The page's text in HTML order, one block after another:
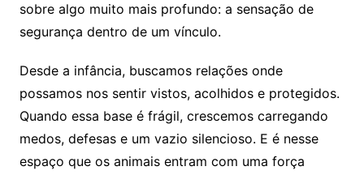
sobre algo muito mais profundo: a sensação de
segurança dentro de um vínculo.
Desde a infância, buscamos relações onde
possamos nos sentir vistos, acolhidos e protegidos.
Quando essa base é frágil, crescemos carregando
medos, defesas e um vazio silencioso. E é nesse
espaço que os animais entram com uma força